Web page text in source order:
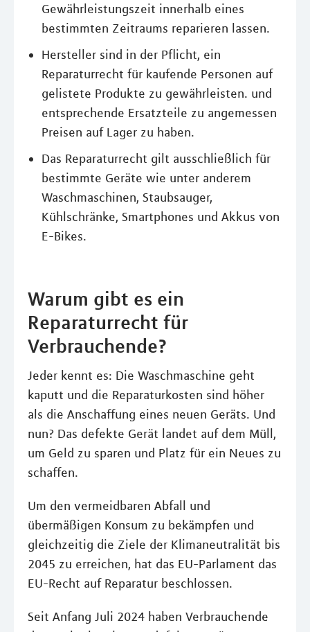
Gewährleistungszeit innerhalb eines
bestimmten Zeitraums reparieren lassen.
Hersteller sind in der Pflicht, ein
Reparaturrecht für kaufende Personen auf
gelistete Produkte zu gewährleisten. und
entsprechende Ersatzteile zu angemessen
Preisen auf Lager zu haben.
Das Reparaturrecht gilt ausschließlich für
bestimmte Geräte wie unter anderem
Waschmaschinen, Staubsauger,
Kühlschränke, Smartphones und Akkus von
E-Bikes.
Warum gibt es ein
Reparaturrecht für
Verbrauchende?
Jeder kennt es: Die Waschmaschine geht
kaputt und die Reparaturkosten sind höher
als die Anschaffung eines neuen Geräts. Und
nun? Das defekte Gerät landet auf dem Müll,
um Geld zu sparen und Platz für ein Neues zu
schaffen.
Um den vermeidbaren Abfall und
übermäßigen Konsum zu bekämpfen und
gleichzeitig die Ziele der Klimaneutralität bis
2045 zu erreichen, hat das EU-Parlament das
EU-Recht auf Reparatur beschlossen.
Seit Anfang Juli 2024 haben Verbrauchende